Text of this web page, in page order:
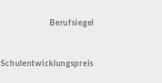
Berufsiegel
Schulentwicklungspreis